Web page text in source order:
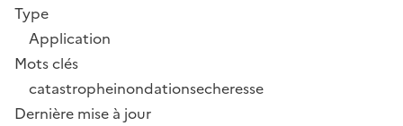
Type
Application
Mots clés
catastropheinondationsecheresse
Dernière mise à jour